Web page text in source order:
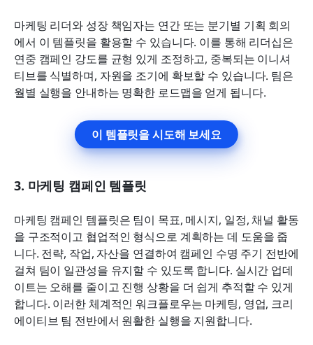
마케팅 리더와 성장 책임자는 연간 또는 분기별 기획 회의
에서 이 템플릿을 활용할 수 있습니다. 이를 통해 리더십은
연중 캠페인 강도를 균형 있게 조정하고, 중복되는 이니셔
티브를 식별하며, 자원을 조기에 확보할 수 있습니다. 팀은
월별 실행을 안내하는 명확한 로드맵을 얻게 됩니다.
이 템플릿을 시도해 보세요
3. 마케팅 캠페인 템플릿
마케팅 캠페인 템플릿은 팀이 목표, 메시지, 일정, 채널 활동
을 구조적이고 협업적인 형식으로 계획하는 데 도움을 줍
니다. 전략, 작업, 자산을 연결하여 캠페인 수명 주기 전반에
걸쳐 팀이 일관성을 유지할 수 있도록 합니다. 실시간 업데
이트는 오해를 줄이고 진행 상황을 더 쉽게 추적할 수 있게
합니다. 이러한 체계적인 워크플로우는 마케팅, 영업, 크리
에이티브 팀 전반에서 원활한 실행을 지원합니다.